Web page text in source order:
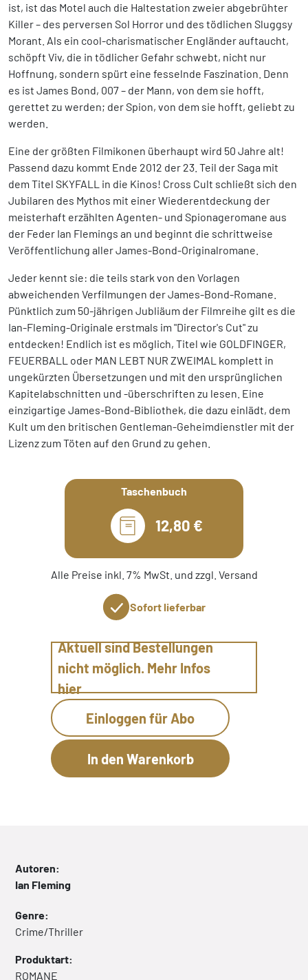
ist, ist das Motel auch die Haltestation zweier abgebrühter
Killer – des perversen Sol Horror und des tödlichen Sluggsy
Morant. Als ein cool-charismatischer Engländer auftaucht,
schöpft Viv, die in tödlicher Gefahr schwebt, nicht nur
Hoffnung, sondern spürt eine fesselnde Faszination. Denn
es ist James Bond, 007 – der Mann, von dem sie hofft,
gerettet zu werden; der Spion, von dem sie hofft, geliebt zu
werden.
Eine der größten Filmikonen überhaupt wird 50 Jahre alt!
Passend dazu kommt Ende 2012 der 23. Teil der Saga mit
dem Titel SKYFALL in die Kinos! Cross Cult schließt sich den
Jubilaren des Mythos mit einer Wiederentdeckung der
meisterhaft erzählten Agenten- und Spionageromane aus
der Feder Ian Flemings an und beginnt die schrittweise
Veröffentlichung aller James-Bond-Originalromane.
Jeder kennt sie: die teils stark von den Vorlagen
abweichenden Verfilmungen der James-Bond-Romane.
Pünktlich zum 50-jährigen Jubliäum der Filmreihe gilt es die
Ian-Fleming-Originale erstmals im "Director's Cut" zu
entdecken! Endlich ist es möglich, Titel wie GOLDFINGER,
FEUERBALL oder MAN LEBT NUR ZWEIMAL komplett in
ungekürzten Übersetzungen und mit den ursprünglichen
Kapitelabschnitten und -überschriften zu lesen. Eine
einzigartige James-Bond-Bibliothek, die dazu einlädt, dem
Kult um den britischen Gentleman-Geheimdienstler mit der
Lizenz zum Töten auf den Grund zu gehen.
Taschenbuch
12,80 €
Alle Preise inkl. 7% MwSt. und zzgl. Versand
Sofort lieferbar
Aktuell sind Bestellungen
nicht möglich. Mehr Infos
hier
Einloggen für Abo
Autoren:
Ian Fleming
Genre:
Crime/Thriller
Produktart:
ROMANE